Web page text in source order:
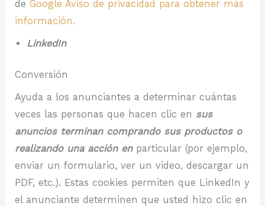
deGoogle Aviso de privacidad para obtener más
información.
LinkedIn
Conversión
Ayuda a los anunciantes a determinar cuántas
veces las personas que hacen clic en sus
anuncios terminan comprando sus productos o
realizando una acción enparticular (por ejemplo,
enviar un formulario, ver un video, descargar un
PDF, etc.). Estas cookies permiten que LinkedIn y
el anunciante determinen que usted hizo clic en